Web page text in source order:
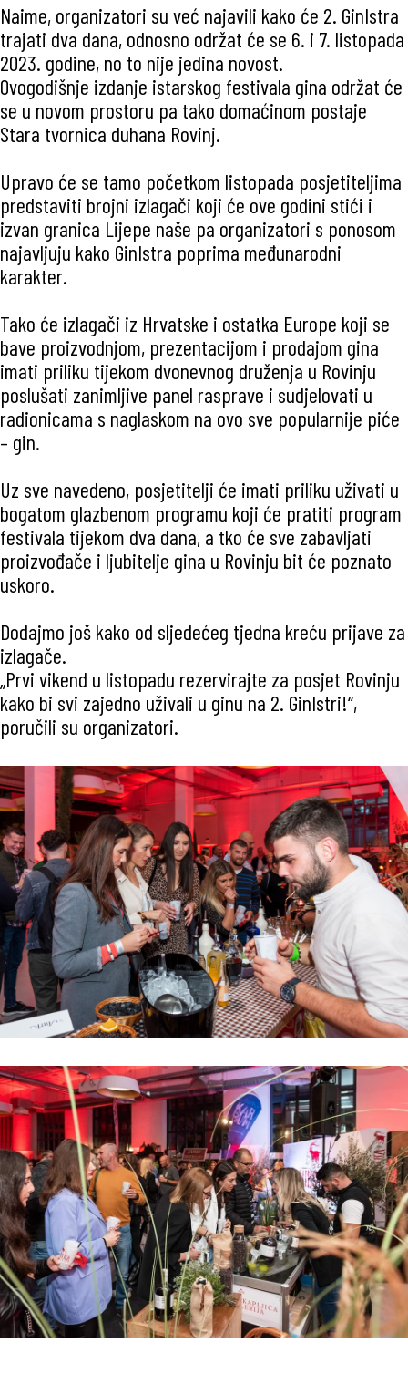
Naime, organizatori su već najavili kako će 2. GinIstra
trajati dva dana, odnosno održat će se 6. i 7. listopada
2023. godine, no to nije jedina novost.
Ovogodišnje izdanje istarskog festivala gina održat će
se u novom prostoru pa tako domaćinom postaje
Stara tvornica duhana Rovinj.
Upravo će se tamo početkom listopada posjetiteljima
predstaviti brojni izlagači koji će ove godini stići i
izvan granica Lijepe naše pa organizatori s ponosom
najavljuju kako GinIstra poprima međunarodni
karakter.
Tako će izlagači iz Hrvatske i ostatka Europe koji se
bave proizvodnjom, prezentacijom i prodajom gina
imati priliku tijekom dvonevnog druženja u Rovinju
poslušati zanimljive panel rasprave i sudjelovati u
radionicama s naglaskom na ovo sve popularnije piće
– gin.
Uz sve navedeno, posjetitelji će imati priliku uživati u
bogatom glazbenom programu koji će pratiti program
festivala tijekom dva dana, a tko će sve zabavljati
proizvođače i ljubitelje gina u Rovinju bit će poznato
uskoro.
Dodajmo još kako od sljedećeg tjedna kreću prijave za
izlagače.
„Prvi vikend u listopadu rezervirajte za posjet Rovinju
kako bi svi zajedno uživali u ginu na 2. GinIstri!“,
poručili su organizatori.